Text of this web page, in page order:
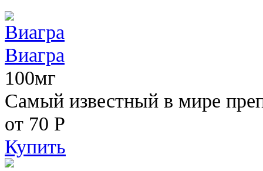
Виагра
100мг
Самый известный в мире
от 70 Р
Купить